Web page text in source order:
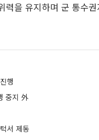
을 유지하며 군 통수
행
중지 外
서 제동